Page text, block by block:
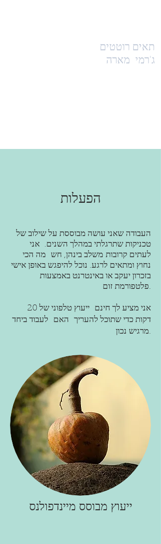
תאים רוטטים
ג'רמי מארה
הפעלות
העבודה שאני עושה מבוססת על שילוב של
טכניקות שתרגלתי במהלך השנים. אני
לעתים קרובות משלב בינהן, חש מה הכי
נחוץ ומתאים לרגע. נוכל להיפגש באופן אישי
בזכרון יעקב או באינטרנט באמצעות
פלטפורמת זום.
אני מציע לך חינם
ייעוץ טלפוני של 20
דקות כדי שתוכל להעריך
האם
לעבוד ביחד
מרגיש נכון.
ייעוץ מבוסס מיינדפולנס